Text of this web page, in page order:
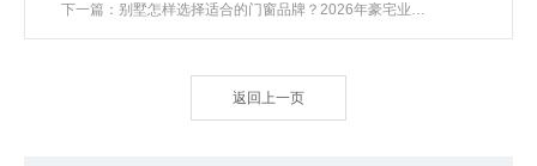
下一篇：别墅怎样选择适合的门窗品牌？2026年豪宅业主必看的避坑法则！
返回上一页